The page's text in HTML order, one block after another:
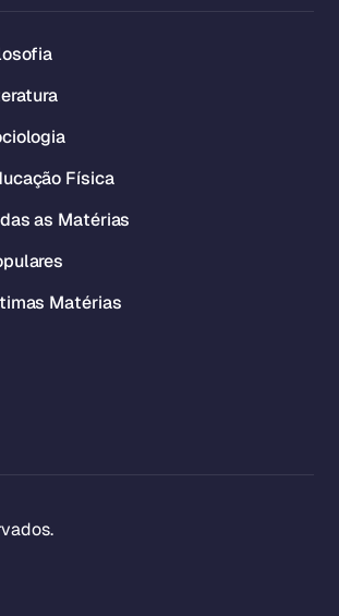
Física
as Matérias
Matérias